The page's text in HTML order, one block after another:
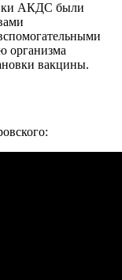
АКДС были
организма
вакцины.